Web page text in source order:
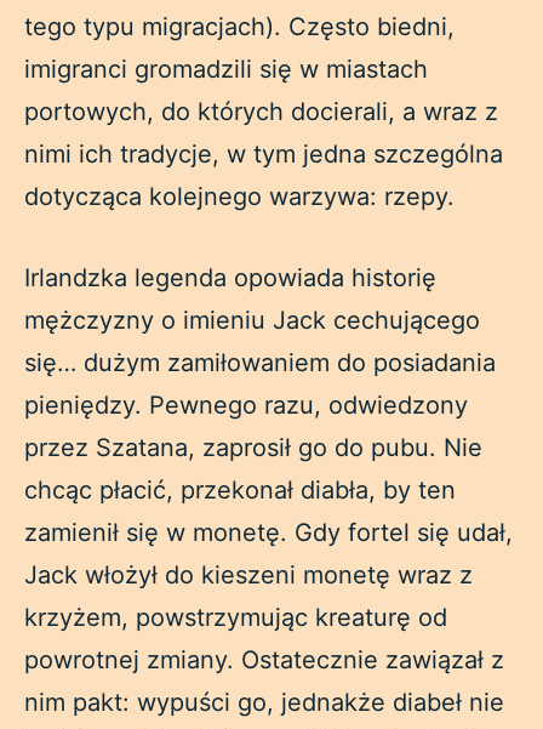
tego typu migracjach). Często biedni,
imigranci gromadzili się w miastach
portowych, do których docierali, a wraz z
nimi ich tradycje, w tym jedna szczególna
dotycząca kolejnego warzywa: rzepy.
Irlandzka legenda opowiada historię
mężczyzny o imieniu Jack cechującego
się… dużym zamiłowaniem do posiadania
pieniędzy. Pewnego razu, odwiedzony
przez Szatana, zaprosił go do pubu. Nie
chcąc płacić, przekonał diabła, by ten
zamienił się w monetę. Gdy fortel się udał,
Jack włożył do kieszeni monetę wraz z
krzyżem, powstrzymując kreaturę od
powrotnej zmiany. Ostatecznie zawiązał z
nim pakt: wypuści go, jednakże diabeł nie